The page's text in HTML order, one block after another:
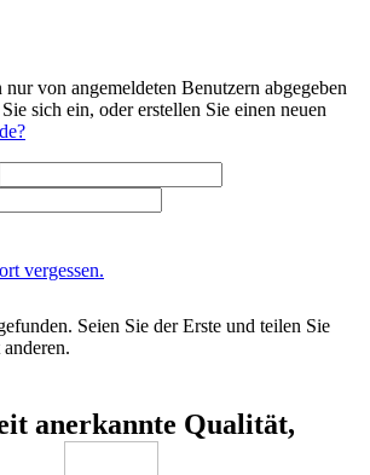
von angemeldeten Benutzern abgegeben
sich ein, oder erstellen Sie einen neuen
vergessen.
Seien Sie der Erste und teilen Sie
anerkannte Qualität,